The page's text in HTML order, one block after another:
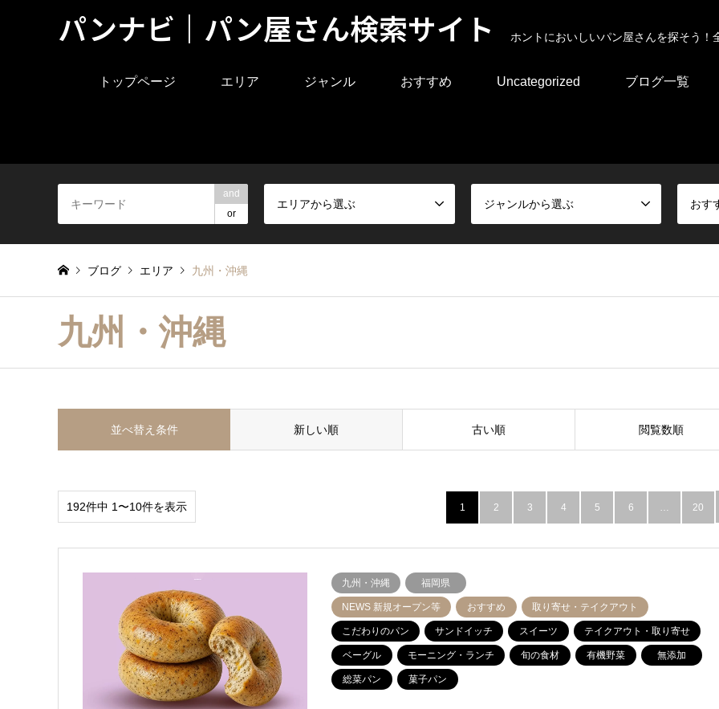
パンナビ｜パン屋さん検索サイト ホントにおいしいパン屋さんを探そう
トップページ エリア ジャンル おすすめ Uncategorized ブログ一覧
and
or
エリアから選ぶ ジャンルから選ぶ おす
ブログ エリア 九州・沖縄
九州・沖縄
並べ替え条件 新しい順 古い順 閲覧数順
192件中 1〜10件を表示 1 2 3 4 5 6 … 20
九州・沖縄 福岡県
NEWS 新規オープン等 おすすめ 取り寄せ・テイクアウト
こだわりのパン サンドイッチ スイーツ テイクアウト・取り寄せ
ベーグル モーニング・ランチ 旬の食材 有機野菜 無添加
総菜パン 菓子パン